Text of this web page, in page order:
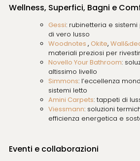
Wellness, Superfici, Bagni e
Gessi: rubinetteria e sistemi
di vero lusso
Woodnotes , Okite,
materiali preziosi per
Novello Your Bathroom:
altissimo livello
Simmons: l’eccellenza
sistemi letto
Amini Carpets: tappeti di
Viessmann: soluzioni
efficienza energetica e
Eventi e collaborazioni